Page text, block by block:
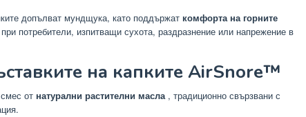
допълват мундщука, като поддържат комфорта на горните
потребители, изпитващи сухота, раздразнение или напрежение в
на капките AirSnore™
от натурални растителни масла, традиционно свързвани с